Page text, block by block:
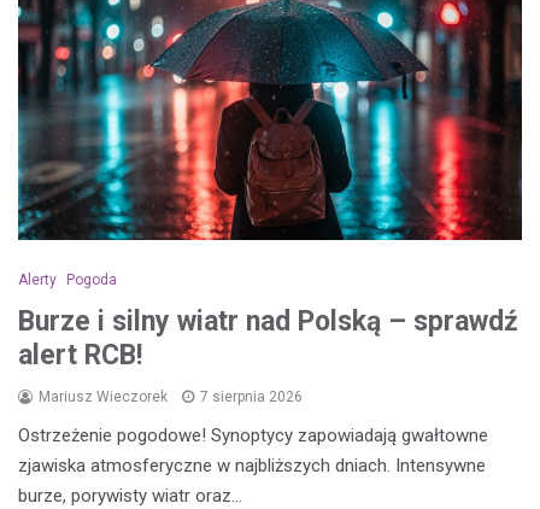
Alerty Pogoda
Burze i silny wiatr nad Polską – sprawdź
alert RCB!
Mariusz Wieczorek 7 sierpnia 2026
Ostrzeżenie pogodowe! Synoptycy zapowiadają gwałtowne
zjawiska atmosferyczne w najbliższych dniach. Intensywne
burze, porywisty wiatr oraz…